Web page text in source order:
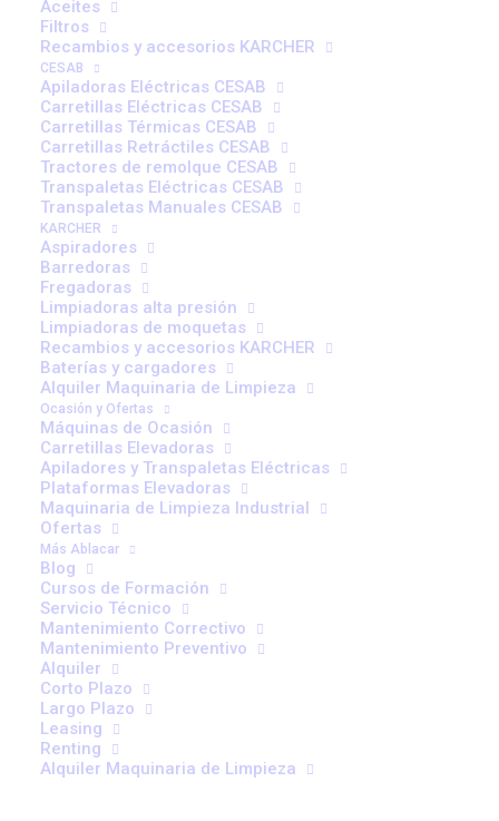
Aceites
Filtros
Recambios y accesorios KARCHER
CESAB
Apiladoras Eléctricas CESAB
Carretillas Eléctricas CESAB
Carretillas Térmicas CESAB
Carretillas Retráctiles CESAB
Tractores de remolque CESAB
Transpaletas Eléctricas CESAB
Transpaletas Manuales CESAB
KARCHER
Aspiradores
Barredoras
Fregadoras
Limpiadoras alta presión
Limpiadoras de moquetas
Recambios y accesorios KARCHER
Baterías y cargadores
Alquiler Maquinaria de Limpieza
Ocasión y Ofertas
Máquinas de Ocasión
Carretillas Elevadoras
Apiladores y Transpaletas Eléctricas
Plataformas Elevadoras
Maquinaria de Limpieza Industrial
Ofertas
Más Ablacar
Blog
Cursos de Formación
Servicio Técnico
Mantenimiento Correctivo
Mantenimiento Preventivo
Alquiler
Corto Plazo
Largo Plazo
Leasing
Renting
Alquiler Maquinaria de Limpieza
85X95
AÑADIR AL CARRITO
RODILLO BOOGIE 85X74
43,20€
Más de 40 años avalan
nuestro negocio
Profesionales para ayudarte en la óptima
elección según tus necesidades.
Nuestro equipo comercial y
Maquinaria Nueva